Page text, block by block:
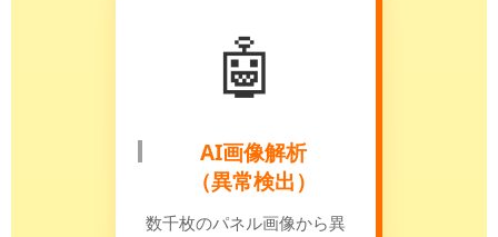
🤖
AI画像解析
（異常検出）
数千枚のパネル画像から異